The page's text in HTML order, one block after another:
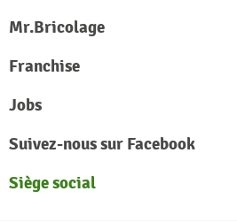
Mr.Bricolage
Franchise
Jobs
Suivez-nous sur Facebook
Siège social